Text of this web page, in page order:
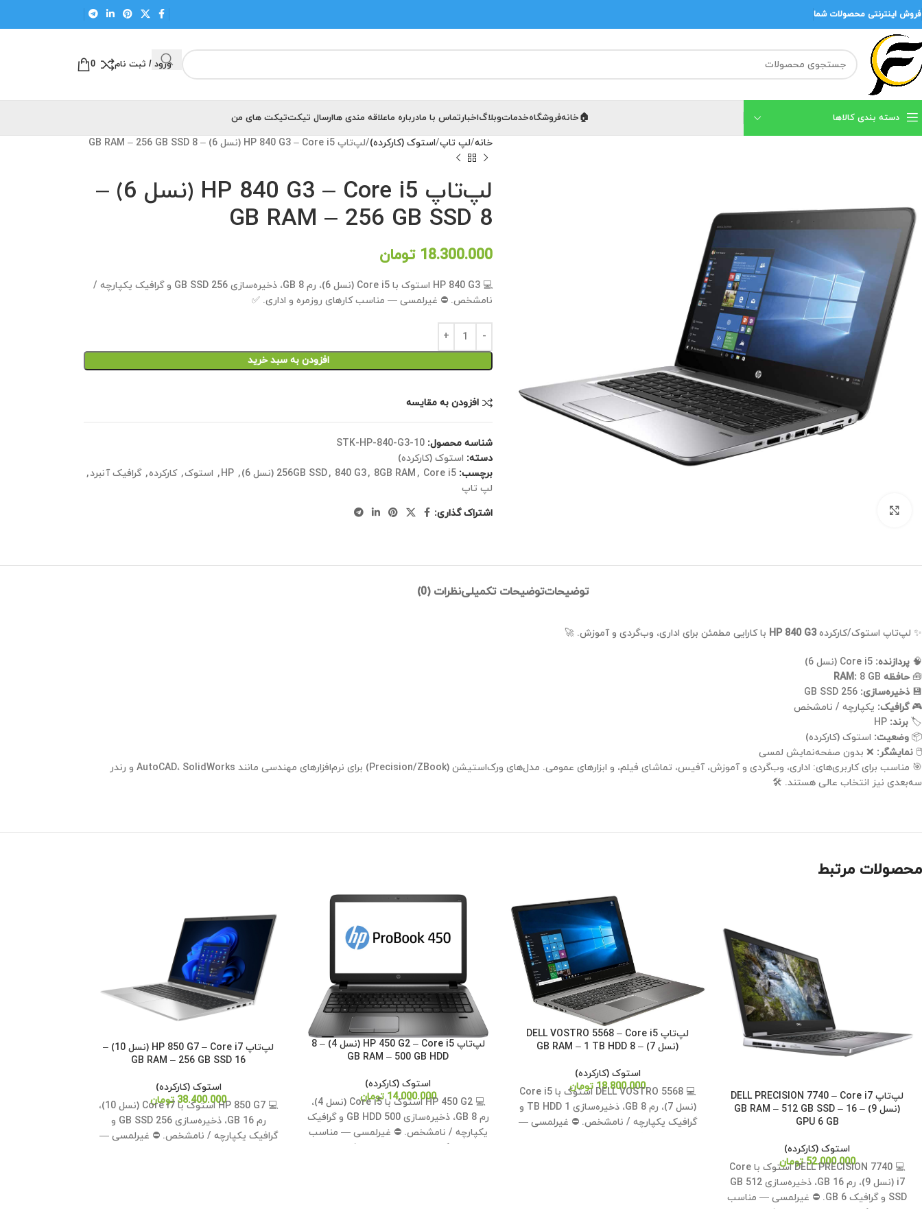
فروش اینترنتی محصولات شما
ورود / ثبت نام 0
دسته بندی کالاها 🏠خانهفروشگاهخدماتوبلاگاخبارتماس با مادرباره ماعلاقه مندی هاارسال تیکتتیکت های من
خانه لپ تاپ استوک (کارکرده) لپ‌تاپ HP 840 G3 – Core i5 (نسل 6) – 8 GB RAM – 256 GB SSD
لپ‌تاپ HP 840 G3 – Core i5 (نسل 6) –
8 GB RAM – 256 GB SSD
18.300.000 تومان
💻 HP 840 G3 استوک با Core i5 (نسل 6)، رم 8 GB، ذخیره‌سازی 256 GB SSD و گرافیک یکپارچه /
نامشخص. ⛔ غیرلمسی — مناسب کارهای روزمره و اداری. ✅
افزودن به سبد خرید
افزودن به مقایسه
شناسه محصول: STK-HP-840-G3-10
دسته: استوک (کارکرده)
برچسب:
256GB SSD, 840 G3, 8GB RAM, Core i5 (نسل 6) ,
HP
, استوک, کارکرده, گرافیک آنبرد,
لپ تاپ
اشتراک گذاری:
توضیحاتتوضیحات تکمیلینظرات (0)
✨ لپ‌تاپ استوک/کارکرده HP 840 G3 با کارایی مطمئن برای اداری، وب‌گردی و آموزش. 🚀
🧠 پردازنده:
🧰حافظه RAM: 8 GB
💾 ذخیره‌سازی:
🎮گرافیک: یکپارچه / نامشخص
🏷️ برند:
📦 وضعیت: استوک (کارکرده)
🖱️ نمایشگر: ❌ بدون صفحه‌نمایش لمسی
🎯 مناسب برای کاربری‌های: اداری، وب‌گردی و آموزش، آفیس، تماشای فیلم، و ابزارهای عمومی. مدل‌های ورک‌استیشن (Precision/ZBook) برای نرم‌افزارهای مهندسی مانند AutoCAD، SolidWorks و رندر
سه‌بعدی نیز انتخاب عالی هستند. 🛠️
محصولات مرتبط
لپ‌تاپ DELL PRECISION 7740 – Core i7
(نسل 9) – 16 GB RAM – 512 GB SSD –
GPU 6 GB
استوک (کارکرده)
52.000.000 تومان
💻 DELL PRECISION 7740 استوک با Core
i7 (نسل 9)، رم 16 GB، ذخیره‌سازی 512 GB
SSD و گرافیک 6 GB. ⛔ غیرلمسی — مناسب
کارهای روزمره و اداری. ✅
لپ‌تاپ DELL VOSTRO 5568 – Core i5
(نسل 7) – 8 GB RAM – 1 TB HDD
استوک (کارکرده)
18.800.000 تومان
💻 DELL VOSTRO 5568 استوک با Core i5
(نسل 7)، رم 8 GB، ذخیره‌سازی 1 TB HDD و
گرافیک یکپارچه / نامشخص. ⛔ غیرلمسی —
لپ‌تاپ HP 450 G2 – Core i5 (نسل 4) – 8
GB RAM – 500 GB HDD
استوک (کارکرده)
14.000.000 تومان
💻 HP 450 G2 استوک با Core i5 (نسل 4)،
رم 8 GB، ذخیره‌سازی 500 GB HDD و گرافیک
یکپارچه / نامشخص. ⛔ غیرلمسی — مناسب
کارهای روزمره و اداری. ✅
لپ‌تاپ HP 850 G7 – Core i7 (نسل 10) –
16 GB RAM – 256 GB SSD
استوک (کارکرده)
38.400.000 تومان
💻 HP 850 G7 استوک با Core i7 (نسل 10)،
رم 16 GB، ذخیره‌سازی 256 GB SSD و
گرافیک یکپارچه / نامشخص. ⛔ غیرلمسی —